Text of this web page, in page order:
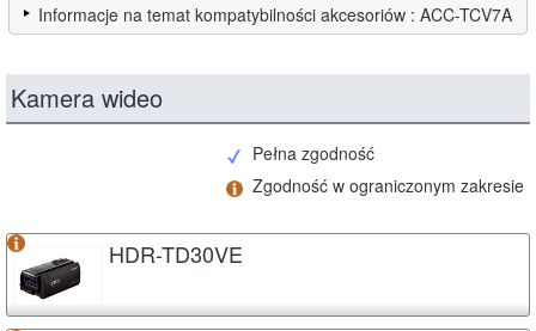
Informacje na temat kompatybilności akcesoriów : ACC-TCV7A
Kamera wideo
Pełna zgodność
Zgodność w ograniczonym zakresie
HDR-TD30VE